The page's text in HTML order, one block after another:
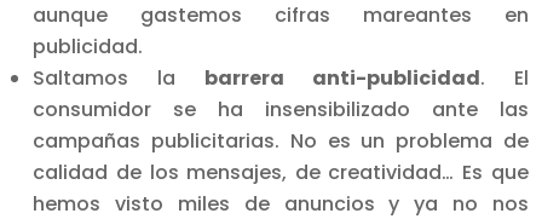
aunque gastemos cifras mareantes en
publicidad.
Saltamos la barrera anti-publicidad. El
consumidor se ha insensibilizado ante las
campañas publicitarias. No es un problema de
calidad de los mensajes, de creatividad… Es que
hemos visto miles de anuncios y ya no nos